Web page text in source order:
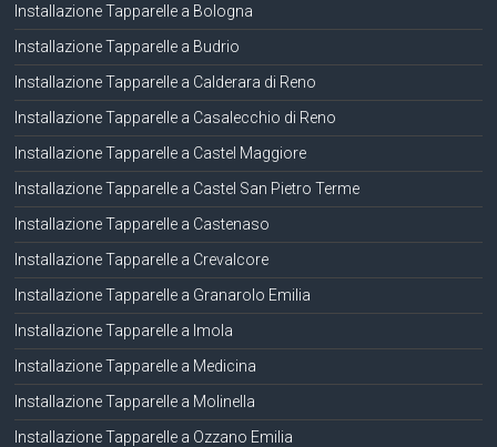
Installazione Tapparelle a Bologna
Installazione Tapparelle a Budrio
Installazione Tapparelle a Calderara di Reno
Installazione Tapparelle a Casalecchio di Reno
Installazione Tapparelle a Castel Maggiore
Installazione Tapparelle a Castel San Pietro Terme
Installazione Tapparelle a Castenaso
Installazione Tapparelle a Crevalcore
Installazione Tapparelle a Granarolo Emilia
Installazione Tapparelle a Imola
Installazione Tapparelle a Medicina
Installazione Tapparelle a Molinella
Installazione Tapparelle a Ozzano Emilia